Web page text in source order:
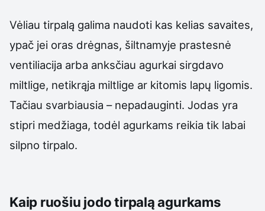
Vėliau tirpalą galima naudoti kas kelias savaites,
ypač jei oras drėgnas, šiltnamyje prastesnė
ventiliacija arba anksčiau agurkai sirgdavo
miltlige, netikrąja miltlige ar kitomis lapų ligomis.
Tačiau svarbiausia – nepadauginti. Jodas yra
stipri medžiaga, todėl agurkams reikia tik labai
silpno tirpalo.
Kaip ruošiu jodo tirpalą agurkams